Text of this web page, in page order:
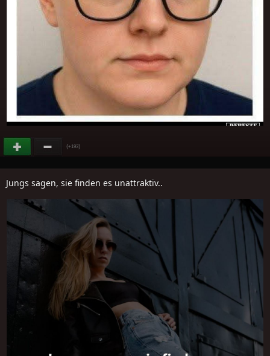
(+193)
Jungs sagen, sie finden es unattraktiv..